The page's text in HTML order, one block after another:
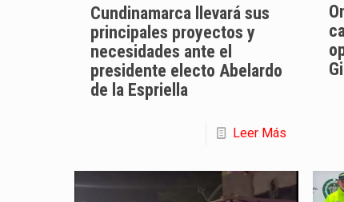
Cundinamarca llevará sus
principales proyectos y
necesidades ante el
presidente electo Abelardo
de la Espriella
Leer Más